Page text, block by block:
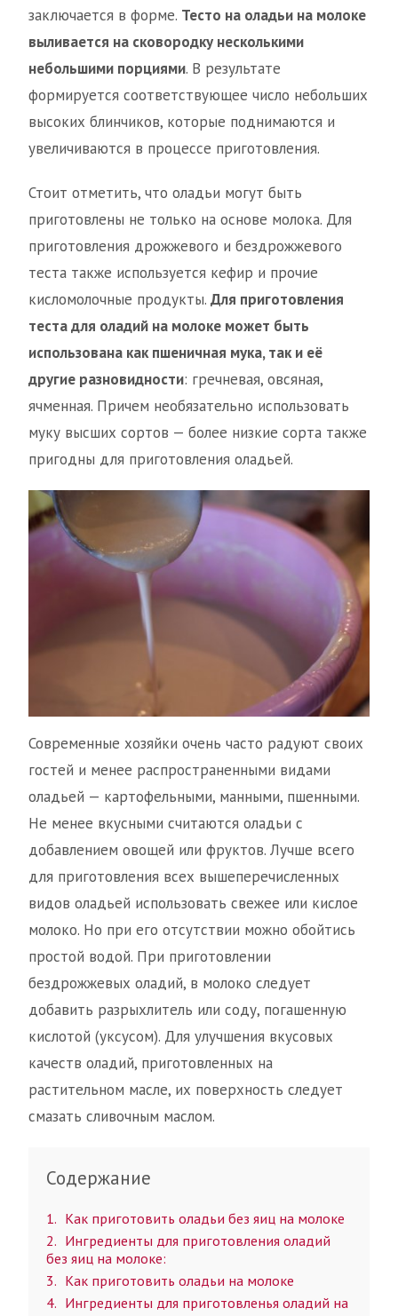
заключается в форме. Тесто на оладьи на молоке
выливается на сковородку несколькими
небольшими порциями. В результате
формируется соответствующее число небольших
высоких блинчиков, которые поднимаются и
увеличиваются в процессе приготовления.
Стоит отметить, что оладьи могут быть
приготовлены не только на основе молока. Для
приготовления дрожжевого и бездрожжевого
теста также используется кефир и прочие
кисломолочные продукты. Для приготовления
теста для оладий на молоке может быть
использована как пшеничная мука, так и её
другие разновидности: гречневая, овсяная,
ячменная. Причем необязательно использовать
муку высших сортов — более низкие сорта также
пригодны для приготовления оладьей.
Современные хозяйки очень часто радуют своих
гостей и менее распространенными видами
оладьей — картофельными, манными, пшенными.
Не менее вкусными считаются оладьи с
добавлением овощей или фруктов. Лучше всего
для приготовления всех вышеперечисленных
видов оладьей использовать свежее или кислое
молоко. Но при его отсутствии можно обойтись
простой водой. При приготовлении
бездрожжевых оладий, в молоко следует
добавить разрыхлитель или соду, погашенную
кислотой (уксусом). Для улучшения вкусовых
качеств оладий, приготовленных на
растительном масле, их поверхность следует
смазать сливочным маслом.
Содержание
1
Как приготовить оладьи без яиц на молоке
2
Ингредиенты для приготовления оладий
без яиц на молоке:
3
Как приготовить оладьи на молоке
4
Ингредиенты для приготовленья оладий на